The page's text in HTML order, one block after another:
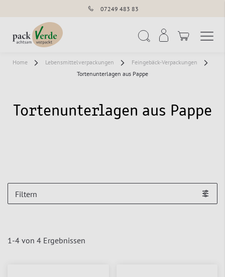
07249 483 83
Home Lebensmittelverpackungen
Feingebäck-Verpackungen
Tortenunterlagen aus Pappe
Tortenunterlagen aus Pappe
1 -4 von 4 Ergebnissen
Filtern